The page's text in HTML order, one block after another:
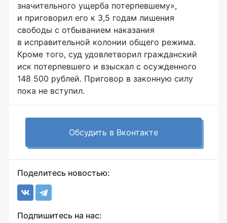
значительного ущерба потерпевшему»,
и приговорил его к 3,5 годам лишения
свободы с отбыванием наказания
в исправительной колонии общего режима.
Кроме того, суд удовлетворил гражданский
иск потерпевшего и взыскал с осужденного
148 500 рублей. Приговор в законную силу
пока не вступил.
Обсудить в Вконтакте
Поделитесь новостью:
Подпишитесь на нас: